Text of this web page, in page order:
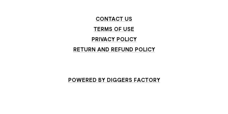
CONTACT US
TERMS OF USE
PRIVACY POLICY
RETURN AND REFUND POLICY
POWERED BY DIGGERS FACTORY